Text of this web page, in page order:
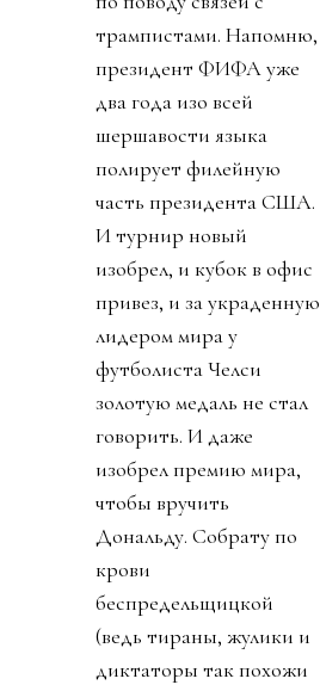
трампистами. Напомню,
президент ФИФА уже
два года изо всей
шершавости языка
полирует филейную
часть президента США.
И турнир новый
изобрел, и кубок в офис
привез, и за украденную
лидером мира у
футболиста Челси
золотую медаль не стал
говорить. И даже
изобрел премию мира,
чтобы вручить
Дональду. Собрату по
крови
беспредельщицкой
(ведь тираны, жулики и
диктаторы так похожи